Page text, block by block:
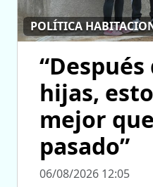
POLÍTICA
hijas,
mejor
pasado”
06/08/2026 12:05